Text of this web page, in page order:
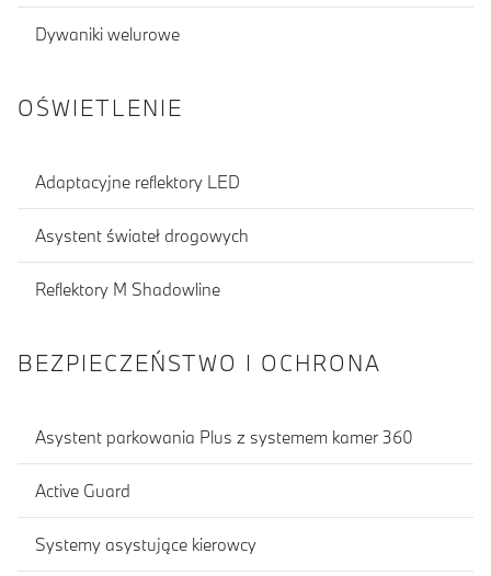
Dywaniki welurowe
OŚWIETLENIE
Adaptacyjne reflektory LED
Asystent świateł drogowych
Reflektory M Shadowline
BEZPIECZEŃSTWO I OCHRONA
Asystent parkowania Plus z systemem kamer 360
Active Guard
Systemy asystujące kierowcy